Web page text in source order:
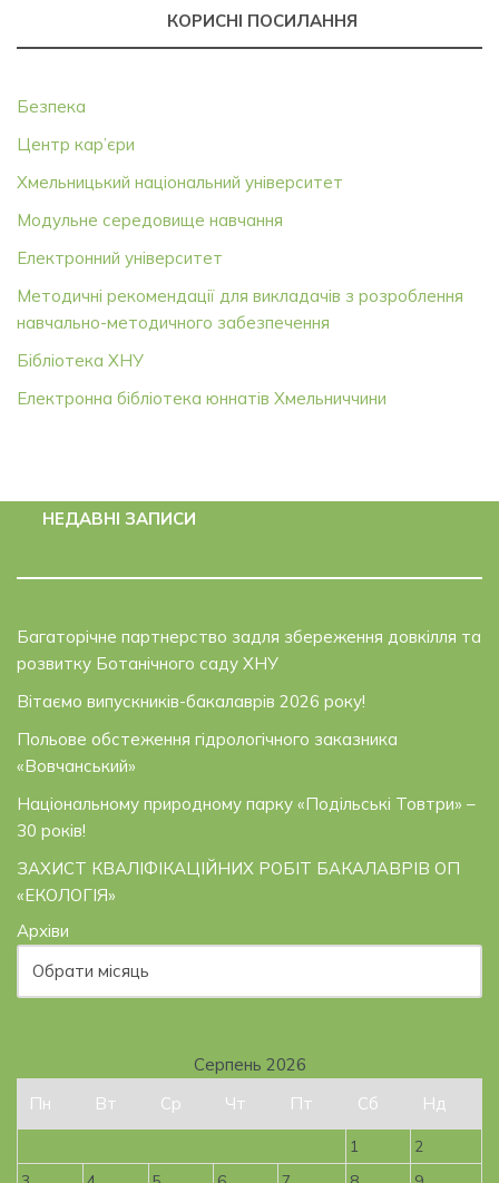
КОРИСНІ ПОСИЛАННЯ
Безпека
Центр кар’єри
Хмельницький національний університет
Модульне середовище навчання
Електронний університет
Методичні рекомендації для викладачів з розроблення
навчально-методичного забезпечення
Бібліотека ХНУ
Електронна бібліотека юннатів Хмельниччини
НЕДАВНІ ЗАПИСИ
Багаторічне партнерство задля збереження довкілля та
розвитку Ботанічного саду ХНУ
Вітаємо випускників-бакалаврів 2026 року!
Польове обстеження гідрологічного заказника
«Вовчанський»
Національному природному парку «Подільські Товтри» –
30 років!
ЗАХИСТ КВАЛІФІКАЦІЙНИХ РОБІТ БАКАЛАВРІВ ОП
«ЕКОЛОГІЯ»
Архіви
Серпень 2026
Пн
Вт Ср Чт Пт Сб Нд
1
2